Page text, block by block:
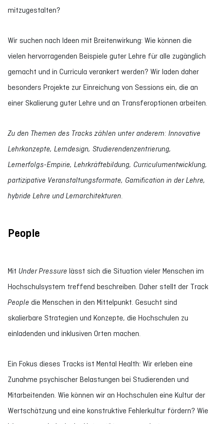
mitzugestalten?
Wir suchen nach Ideen mit Breitenwirkung: Wie können die
vielen hervorragenden Beispiele guter Lehre für alle zugänglich
gemacht und in Curricula verankert werden? Wir laden daher
besonders Projekte zur Einreichung von Sessions ein, die an
einer Skalierung guter Lehre und an Transferoptionen arbeiten.
Zu den Themen des Tracks zählen unter anderem: Innovative
Lehrkonzepte, Lerndesign, Studierendenzentrierung,
Lernerfolgs-Empirie, Lehrkräftebildung, Curriculumentwicklung,
partizipative Veranstaltungsformate, Gamification in der Lehre,
hybride Lehre und Lernarchitekturen.
People
Mit Under Pressure lässt sich die Situation vieler Menschen im
Hochschulsystem treffend beschreiben. Daher stellt der Track
People die Menschen in den Mittelpunkt. Gesucht sind
skalierbare Strategien und Konzepte, die Hochschulen zu
einladenden und inklusiven Orten machen.
Ein Fokus dieses Tracks ist Mental Health: Wir erleben eine
Zunahme psychischer Belastungen bei Studierenden und
Mitarbeitenden. Wie können wir an Hochschulen eine Kultur der
Wertschätzung und eine konstruktive Fehlerkultur fördern? Wie